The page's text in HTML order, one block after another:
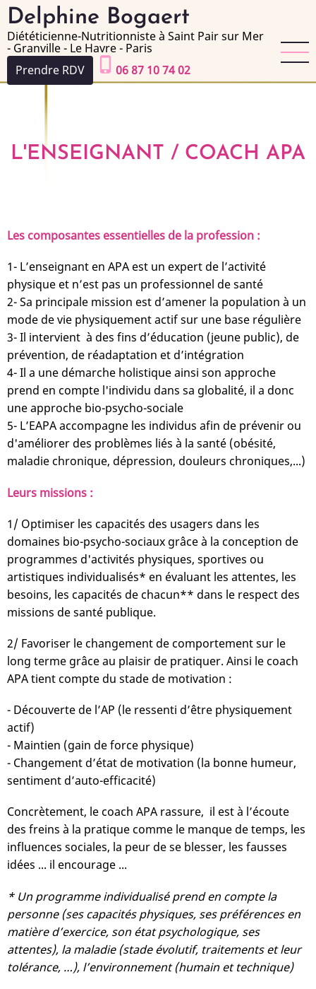
Aller
au
contenu
principal
Delphine Bogaert
Diététicienne-Nutritionniste à Saint Pair sur Mer
- Granville - Le Havre - Paris
Prendre RDV
phone_iphone 06 87 10 74 02
L'ENSEIGNANT / COACH APA
Les composantes essentielles de la profession :
1- L’enseignant en APA est un expert de l’activité
physique et n’est pas un professionnel de santé
2- Sa principale mission est d’amener la population à un
mode de vie physiquement actif sur une base régulière
3- Il intervient à des fins d’éducation (jeune public), de
prévention, de réadaptation et d’intégration
4- Il a une démarche holistique ainsi son approche
prend en compte l'individu dans sa globalité, il a donc
une approche bio-psycho-sociale
5- L’EAPA accompagne les individus afin de prévenir ou
d'améliorer des problèmes liés à la santé (obésité,
maladie chronique, dépression, douleurs chroniques,...)
Leurs missions :
1/ Optimiser les capacités des usagers dans les
domaines bio-psycho-sociaux grâce à la conception de
programmes d'activités physiques, sportives ou
artistiques individualisés* en évaluant les attentes, les
besoins, les capacités de chacun** dans le respect des
missions de santé publique.
2/ Favoriser le changement de comportement sur le
long terme grâce au plaisir de pratiquer. Ainsi le coach
APA tient compte du stade de motivation :
- Découverte de l’AP (le ressenti d’être physiquement
actif)
- Maintien (gain de force physique)
- Changement d’état de motivation (la bonne humeur,
sentiment d’auto-efficacité)
Concrètement, le coach APA rassure, il est à l’écoute
des freins à la pratique comme le manque de temps, les
influences sociales, la peur de se blesser, les fausses
idées ... il encourage ...
* Un programme individualisé prend en compte la
personne (ses capacités physiques, ses préférences en
matière d’exercice, son état psychologique, ses
attentes), la maladie (stade évolutif, traitements et leur
tolérance, …), l’environnement (humain et technique)